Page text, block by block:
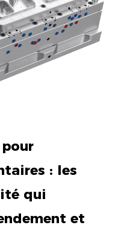
: les
qui
et